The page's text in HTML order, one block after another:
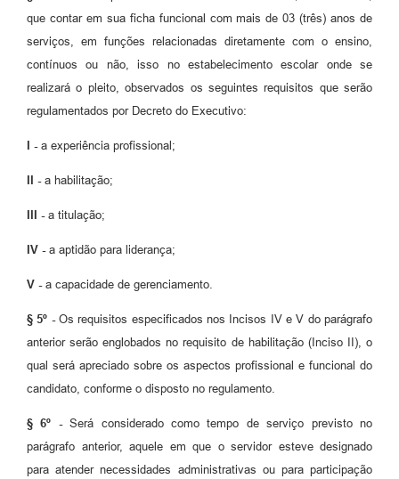
que contar em sua ficha funcional com mais de 03 (três) anos de
serviços, em funções relacionadas diretamente com o ensino,
contínuos ou não, isso no estabelecimento escolar onde se
realizará o pleito, observados os seguintes requisitos que serão
regulamentados por Decreto do Executivo:
I - a experiência profissional;
II - a habilitação;
III - a titulação;
IV - a aptidão para liderança;
V - a capacidade de gerenciamento.
§ 5º - Os requisitos especificados nos Incisos IV e V do parágrafo
anterior serão englobados no requisito de habilitação (Inciso II), o
qual será apreciado sobre os aspectos profissional e funcional do
candidato, conforme o disposto no regulamento.
§ 6º -Será considerado como tempo de serviço previsto no
parágrafo anterior, aquele em que o servidor esteve designado
para atender necessidades administrativas ou para participação